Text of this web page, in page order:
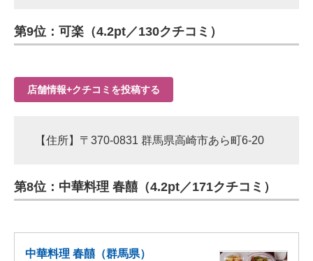
第9位：可楽（4.2pt／130クチコミ）
店舗情報+クチコミを投稿する
【住所】〒370-0831 群馬県高崎市あら町6-20
第8位：中華料理 春囍（4.2pt／171クチコミ）
中華料理 春囍（群馬県）